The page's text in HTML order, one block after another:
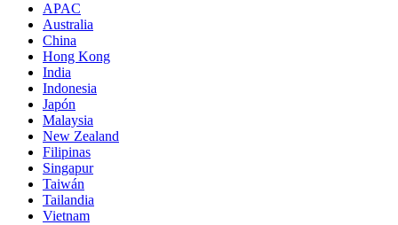
APAC
Australia
China
Hong Kong
India
Indonesia
Japón
Malaysia
New Zealand
Filipinas
Singapur
Taiwán
Tailandia
Vietnam